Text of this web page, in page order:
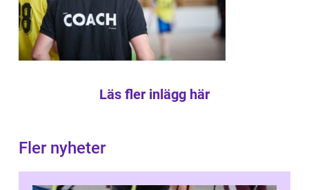
Läs fler inlägg här
Fler nyheter